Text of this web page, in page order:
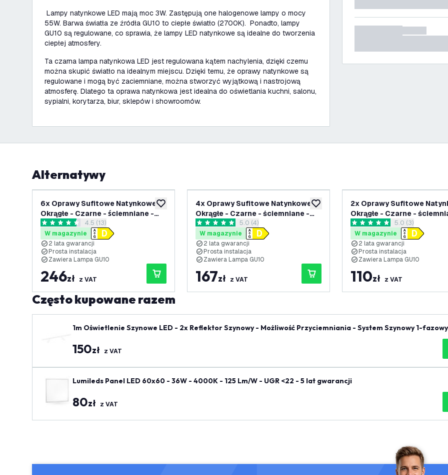
Lampy natynkowe LED mają moc 3W. Zastępują one halogenowe lampy o mocy
55W. Barwa światła ze źródła GU10 to ciepłe światło (2700K). Ponadto, lampy
GU10 są regulowane, co sprawia, że lampy LED natynkowe są idealne do tworzenia
ciepłej atmosfery.
Ta czarna lampa natynkowa LED jest regulowana kątem nachylenia, dzięki czemu
można skupić światło na idealnym miejscu. Dzięki temu, że oprawy natynkowe są
regulowane i mogą być zaciemniane, można stworzyć wyjątkową i nastrojową
atmosferę. Dlatego ta oprawa natynkowa jest idealna do oświetlania kuchni, salonu,
sypialni, korytarza, biur, sklepów i showroomów.
Alternatywy
dodaj do listy życzeń
6x Oprawy Sufitowe Natynkowe -
Okrągłe - Czarne - ściemniane -
3W - 2700K - IP20otwórz panel recenzji
4.5 Gwiazdki oceny
4.5 (13)
W magazynie
2 lata gwarancji
Prosta instalacja
Zawiera Lampa GU10
246zł z VAT
dodaj do listy życzeń
4x Oprawy Sufitowe Natynkowe -
Okrągłe - Czarne - ściemniane -
3W - 2700K - IP20otwórz panel recenzji
5 Gwiazdki oceny5.0 (4)
W magazynie
2 lata gwarancji
Prosta instalacja
Zawiera Lampa GU10
167zł z VAT
2x Oprawy Sufitowe
Okrągłe - Czarne -
3W - 2700K - IP20
otwórz panel
5 Gwiazdki oceny5.0 (3)
W magazynie
2 lata gwarancji
Prosta instalacja
Zawiera Lampa GU10
110zł z VAT
Często kupowane razem
1m Oświetlenie Szynowe LED - 2x Reflektor Szynowy - Możliwość Przyciemniania - System Szynowy 1-
150zł z VAT
Lumileds Panel LED 60x60 - 36W - 4000K - 125 Lm/W - UGR <22 - 5 lat gwarancji
80zł z VAT